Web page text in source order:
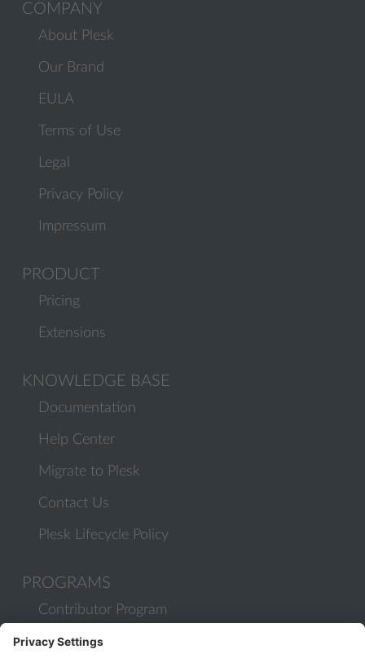
COMPANY
About Plesk
Our Brand
EULA
Terms of Use
Legal
Privacy Policy
Impressum
PRODUCT
Pricing
Extensions
KNOWLEDGE BASE
Documentation
Help Center
Migrate to Plesk
Contact Us
Plesk Lifecycle Policy
PROGRAMS
Contributor Program
Partner Program